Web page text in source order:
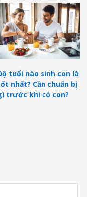
tuổi nào sinh con là
nhất? Cần chuẩn bị
trước khi có con?